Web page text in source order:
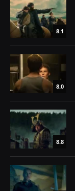
8.1
8.0
8.8